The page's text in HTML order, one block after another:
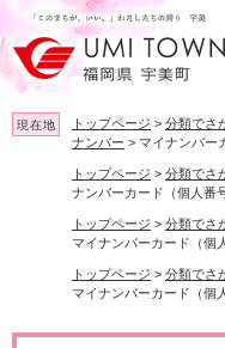
ー
ジ
の
先
頭
ニ
ュ
ー
を
飛
文字サイズ 標
背景色変更 白
Multilingual（
現在地 トップページ > 分類でさ
ナンバー > マイナンバー
トップページ > 分類でさ
ナンバーカード（個人番
トップページ > 分類でさ
マイナンバーカード（個
トップページ > 分類でさ
マイナンバーカード（個